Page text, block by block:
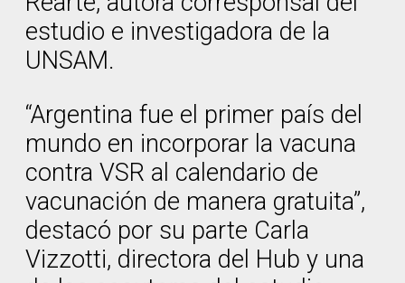
estudio e investigadora de la
UNSAM.
“Argentina fue el primer país del
mundo en incorporar la vacuna
contra VSR al calendario de
vacunación de manera gratuita”,
destacó por su parte Carla
Vizzotti, directora del Hub y una